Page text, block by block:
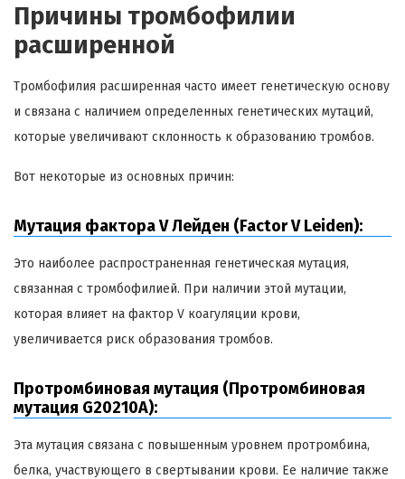
Причины тромбофилии
расширенной
Тромбофилия расширенная часто имеет генетическую основу
и связана с наличием определенных генетических мутаций,
которые увеличивают склонность к образованию тромбов.
Вот некоторые из основных причин:
Мутация фактора V Лейден (Factor V Leiden):
Это наиболее распространенная генетическая мутация,
связанная с тромбофилией. При наличии этой мутации,
которая влияет на фактор V коагуляции крови,
увеличивается риск образования тромбов.
Протромбиновая мутация (Протромбиновая
мутация G20210A):
Эта мутация связана с повышенным уровнем протромбина,
белка, участвующего в свертывании крови. Ее наличие также